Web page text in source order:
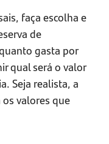
faça escolha e
de
gasta por
qual será o valor
Seja realista, a
valores que